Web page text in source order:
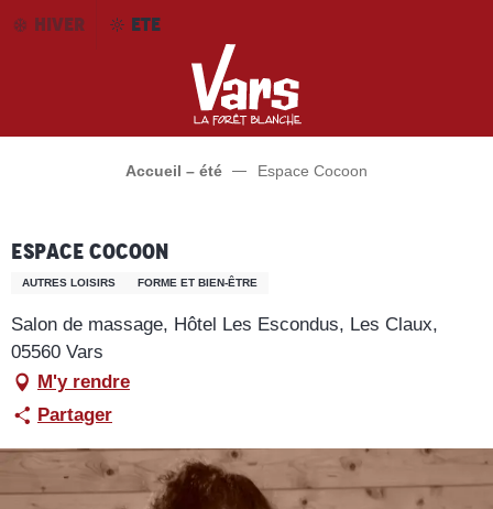
AllerHIVER ETE
Accueil – été Espace Cocoon
Espace Cocoon
AUTRES LOISIRS FORME ET BIEN-ÊTRE
Salon de massage, Hôtel Les Escondus, Les Claux,
05560 Vars
M'y rendre
Partager